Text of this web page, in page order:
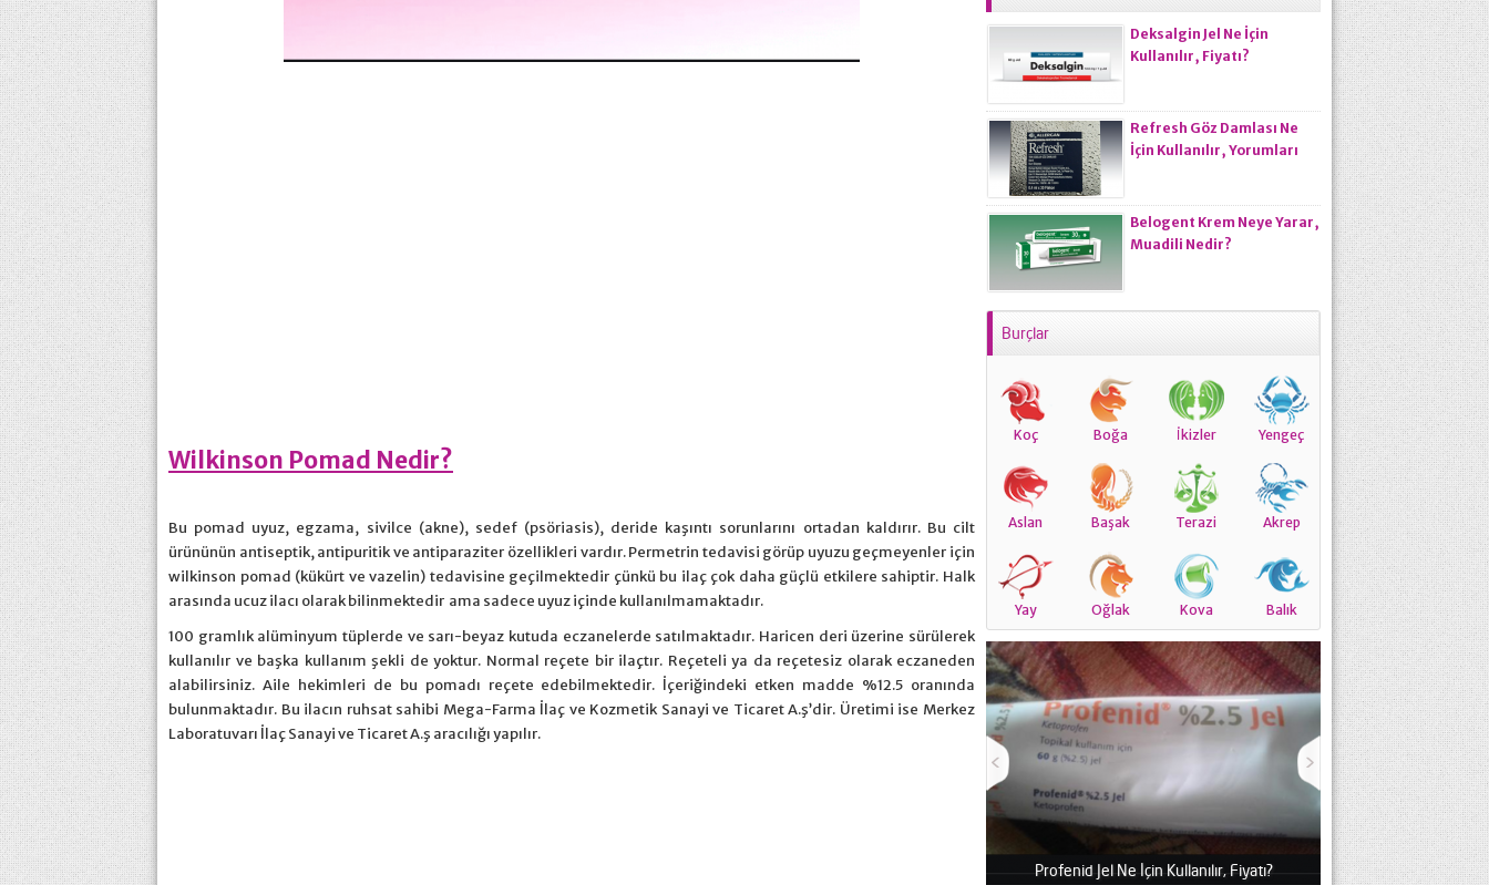
Wilkinson Pomad Nedir?
Bu pomad uyuz, egzama, sivilce (akne), sedef (psöriasis), deride kaşıntı sorunlarını ortadan kaldırır. Bu cilt
ürününün antiseptik, antipuritik ve antiparaziter özellikleri vardır. Permetrin tedavisi görüp uyuzu geçmeyenler için
wilkinson pomad (kükürt ve vazelin) tedavisine geçilmektedir çünkü bu ilaç çok daha güçlü etkilere sahiptir. Halk
arasında ucuz ilacı olarak bilinmektedir ama sadece uyuz içinde kullanılmamaktadır.
100 gramlık alüminyum tüplerde ve sarı-beyaz kutuda eczanelerde satılmaktadır. Haricen deri üzerine sürülerek
kullanılır ve başka kullanım şekli de yoktur. Normal reçete bir ilaçtır. Reçeteli ya da reçetesiz olarak eczaneden
alabilirsiniz. Aile hekimleri de bu pomadı reçete edebilmektedir. İçeriğindeki etken madde %12.5 oranında
bulunmaktadır. Bu ilacın ruhsat sahibi Mega-Farma İlaç ve Kozmetik Sanayi ve Ticaret A.ş’dir. Üretimi ise Merkez
Laboratuvarı İlaç Sanayi ve Ticaret A.ş aracılığı yapılır.
Deksalgin Jel Ne İçin
Kullanılır, Fiyatı?
Refresh Göz Damlası Ne
İçin Kullanılır, Yorumları
Belogent Krem Neye Yarar,
Muadili Nedir?
Burçlar
Koç Boğa İkizler Yengeç
Aslan Başak Terazi Akrep
Yay Oğlak Kova Balık
Profenid Jel Ne İçin Kullanılır, Fiyatı? Exoderil Sprey